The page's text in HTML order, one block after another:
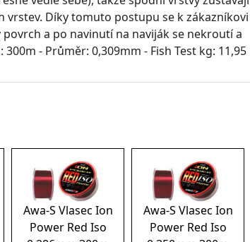
Díky tomuto postupu se k zákazníkovi
a po navinutí na naviják se nekroutí a
- Průměr: 0,309mm - Fish Test kg: 11,95
Awa-S Vlasec Ion
Power Red Iso
Awa-S Vlasec Ion
Power Red Iso